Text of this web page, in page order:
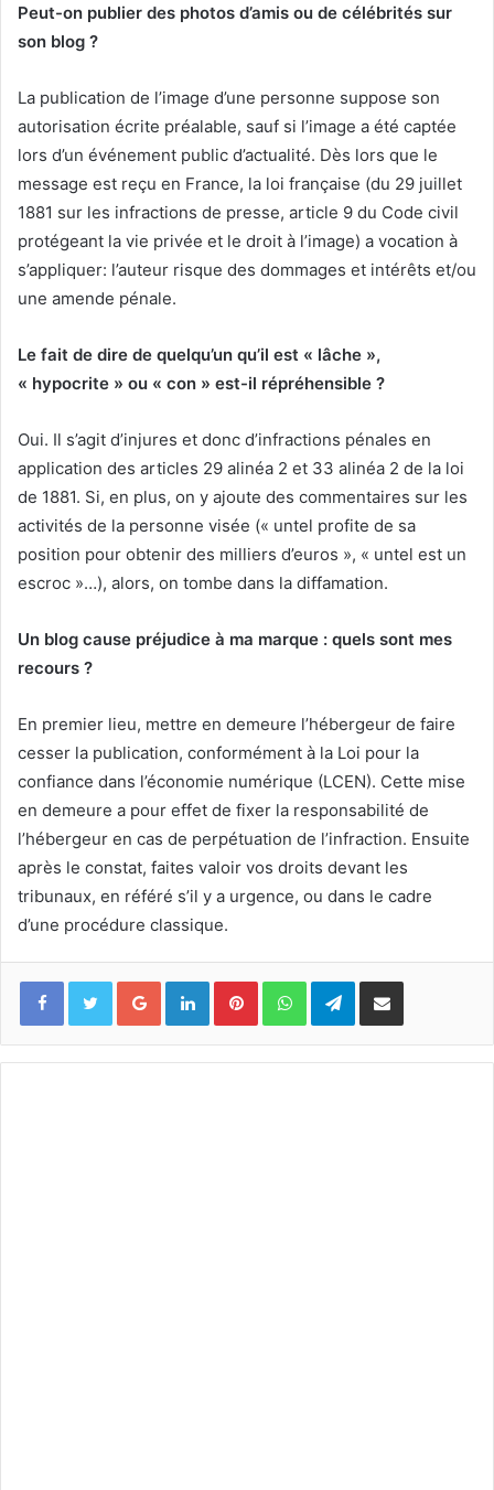
Peut-on publier des photos d’amis ou de célébrités sur
son blog ?
La publication de l’image d’une personne suppose son
autorisation écrite préalable, sauf si l’image a été captée
lors d’un événement public d’actualité. Dès lors que le
message est reçu en France, la loi française (du 29 juillet
1881 sur les infractions de presse, article 9 du Code civil
protégeant la vie privée et le droit à l’image) a vocation à
s’appliquer: l’auteur risque des dommages et intérêts et/ou
une amende pénale.
Le fait de dire de quelqu’un qu’il est « lâche »,
« hypocrite » ou « con » est-il répréhensible ?
Oui. Il s’agit d’injures et donc d’infractions pénales en
application des articles 29 alinéa 2 et 33 alinéa 2 de la loi
de 1881. Si, en plus, on y ajoute des commentaires sur les
activités de la personne visée (« untel profite de sa
position pour obtenir des milliers d’euros », « untel est un
escroc »…), alors, on tombe dans la diffamation.
Un blog cause préjudice à ma marque : quels sont mes
recours ?
En premier lieu, mettre en demeure l’hébergeur de faire
cesser la publication, conformément à la Loi pour la
confiance dans l’économie numérique (LCEN). Cette mise
en demeure a pour effet de fixer la responsabilité de
l’hébergeur en cas de perpétuation de l’infraction. Ensuite
après le constat, faites valoir vos droits devant les
tribunaux, en référé s’il y a urgence, ou dans le cadre
d’une procédure classique.
FacebookTwitterGoogle+LinkedinPinterestWhatsAppTelegramPartager via mail